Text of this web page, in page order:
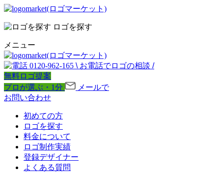
ロゴを探す
メニュー
0120-962-165 \ お電話でロゴの相談 /
無料ロゴ提案
プロが選ぶ・1分
メールで
お問い合わせ
初めての方
ロゴを探す
料金について
ロゴ制作実績
登録デザイナー
よくある質問